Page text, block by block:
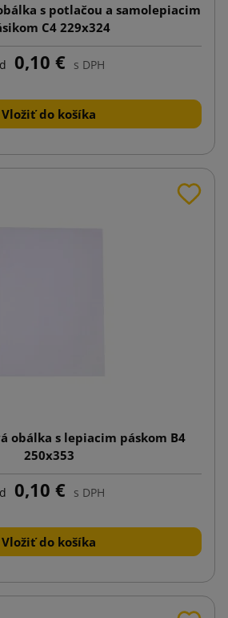
s potlačou a samolepiacim
C4 229x324
0,10 € s DPH
Vložiť do košíka
obálka s lepiacim páskom B4
250x353
0,10 € s DPH
Vložiť do košíka